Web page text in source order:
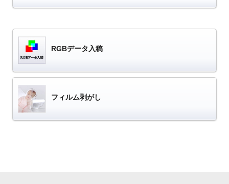
RGBデータ入稿
フィルム剥がし